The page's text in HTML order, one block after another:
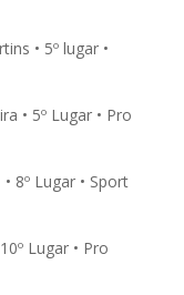
• 5º lugar •
• 5º Lugar • Pro
8º Lugar • Sport
Lugar • Pro